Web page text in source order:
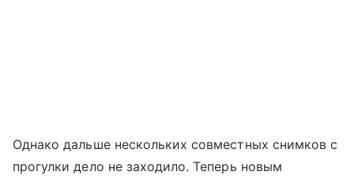
Однако дальше нескольких совместных снимков с
прогулки дело не заходило. Теперь новым